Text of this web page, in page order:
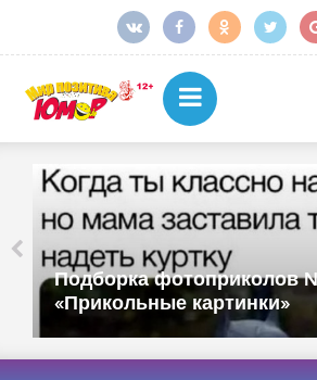
Подборка фотоприколов
«Прикольные картинки»